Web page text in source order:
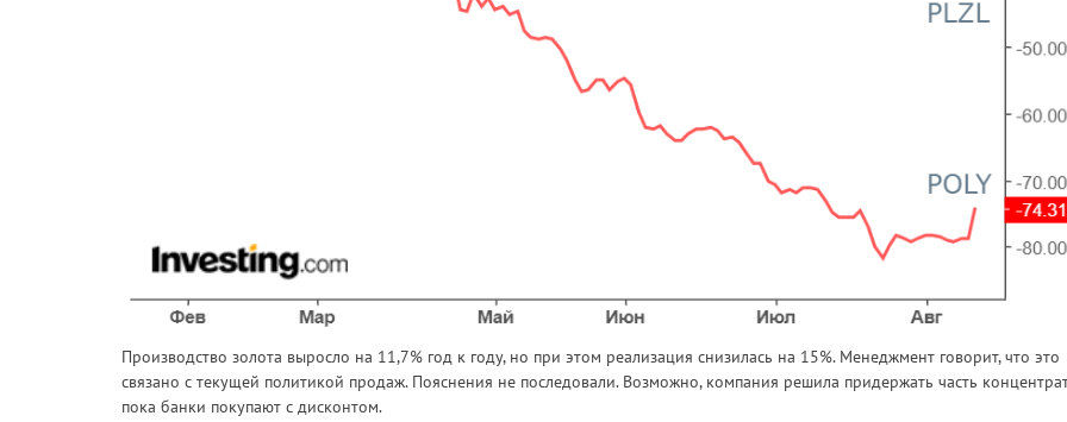
Производство золота выросло на 11,7% год к году, но при этом реализация снизилась на 15%. Менеджмент говорит, что это
связано с текущей политикой продаж. Пояснения не последовали. Возможно, компания решила придержать часть
пока банки покупают с дисконтом.